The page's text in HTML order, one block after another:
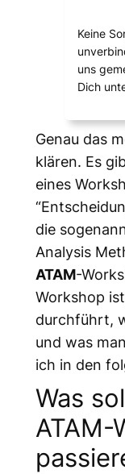
Keine
uns
Dich
Genau das
klären. Es
eines
die
Analysis
ATAM-
Workshop
durchführt,
und was
ich in den
Was
ATAM-